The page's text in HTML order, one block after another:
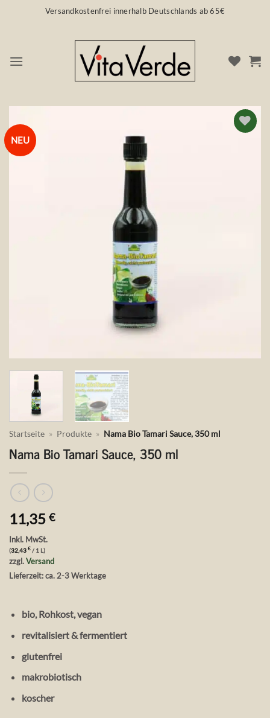
Versandkostenfrei innerhalb Deutschlands ab 65€
NEU
Startseite » Produkte » Nama Bio Tamari Sauce, 350 ml
Nama Bio Tamari Sauce, 350 ml
11,35 €
Inkl. MwSt.
(32,43 € / 1 L)
zzgl.Versand
Lieferzeit: ca. 2-3 Werktage
bio, Rohkost, vegan
revitalisiert & fermentiert
glutenfrei
makrobiotisch
koscher